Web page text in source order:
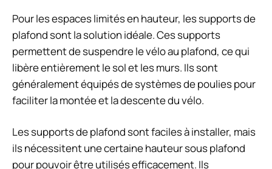
Pour les espaces limités en hauteur, les supports de
plafond sont la solution idéale. Ces supports
permettent de suspendre le vélo au plafond, ce qui
libère entièrement le sol et les murs. Ils sont
généralement équipés de systèmes de poulies pour
faciliter la montée et la descente du vélo.
Les supports de plafond sont faciles à installer, mais
ils nécessitent une certaine hauteur sous plafond
pour pouvoir être utilisés efficacement. Ils